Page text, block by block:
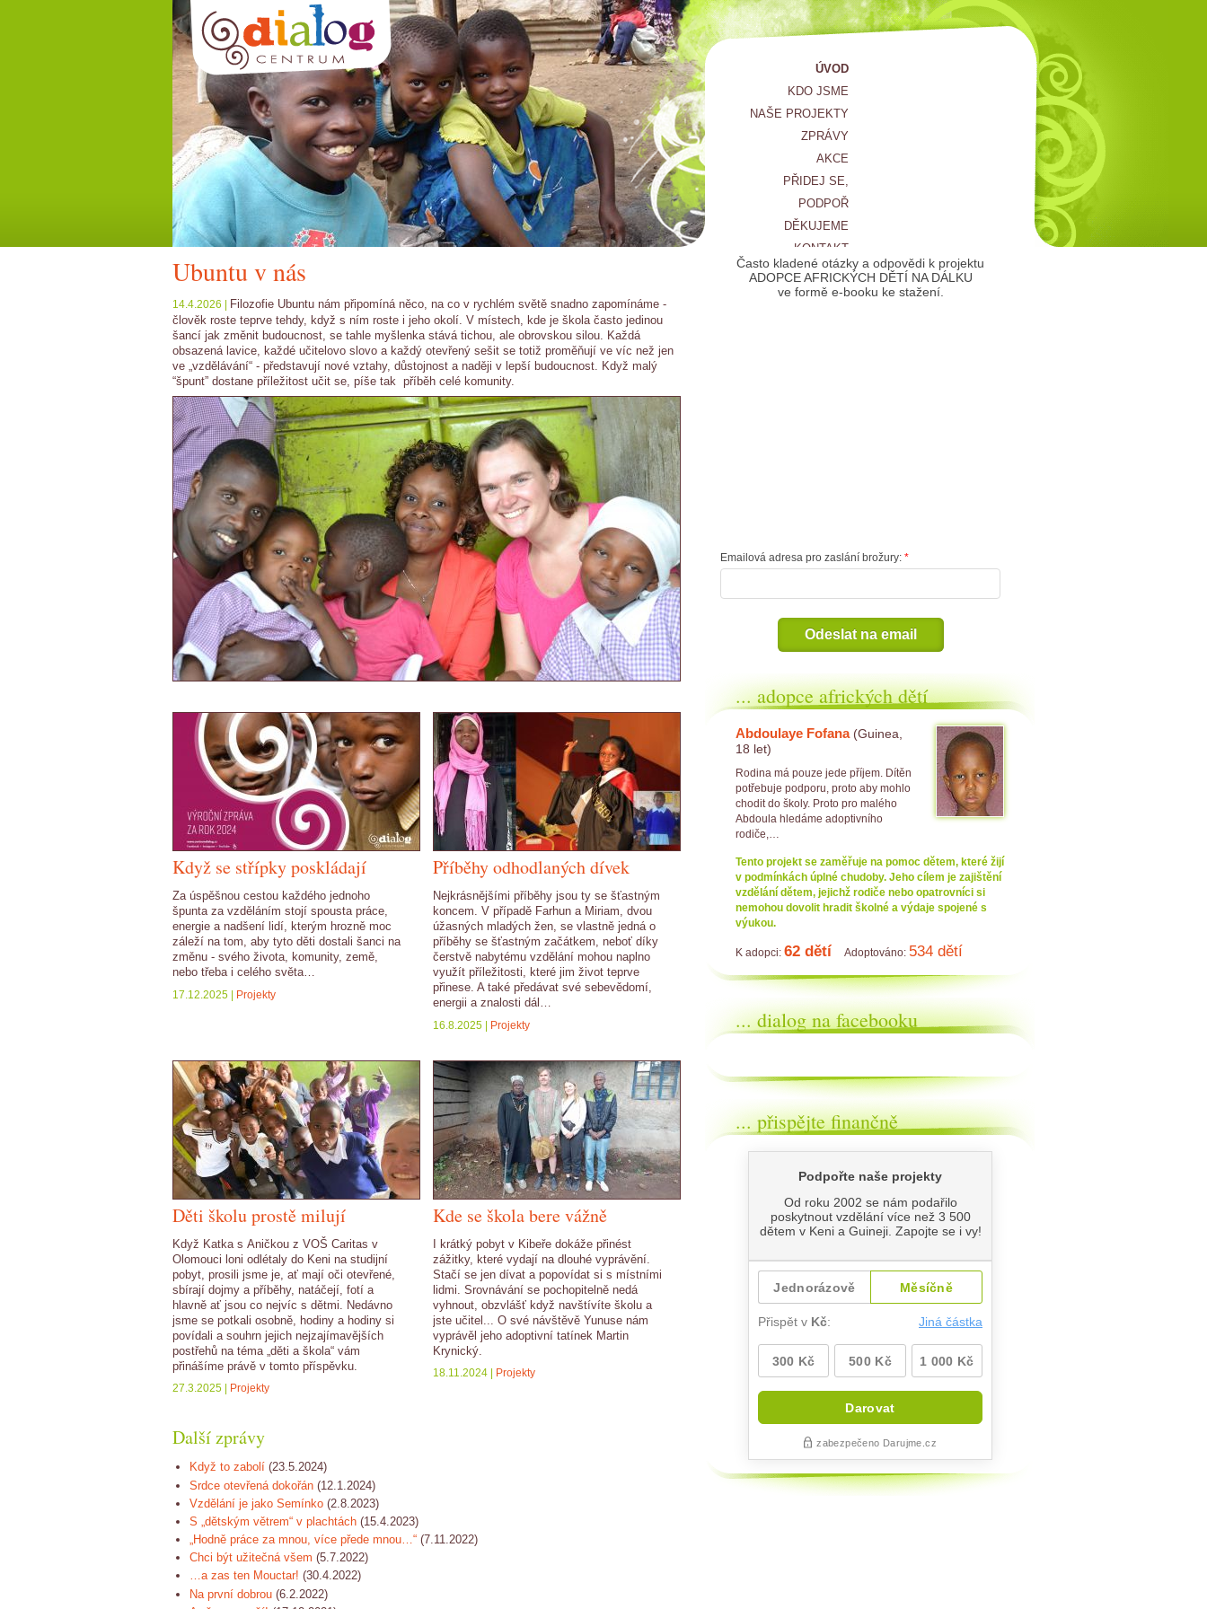
ÚVOD
KDO JSME
NAŠE PROJEKTY
ZPRÁVY
AKCE
PŘIDEJ SE,
PODPOŘ
DĚKUJEME
KONTAKT
Ubuntu v nás
14.4.2026 |
Filozofie Ubuntu nám připomíná něco, na co v rychlém světě snadno zapomínáme -
člověk roste teprve tehdy, když s ním roste i jeho okolí. V místech, kde je škola často jedinou
šancí jak změnit budoucnost, se tahle myšlenka stává tichou, ale obrovskou silou. Každá
obsazená lavice, každé učitelovo slovo a každý otevřený sešit se totiž proměňují ve víc než jen
ve „vzdělávání“ - představují nové vztahy, důstojnost a naději v lepší budoucnost. Když malý
“špunt” dostane příležitost učit se, píše tak příběh celé komunity.
Když se střípky poskládají
Za úspěšnou cestou každého jednoho
špunta za vzděláním stojí spousta práce,
energie a nadšení lidí, kterým hrozně moc
záleží na tom, aby tyto děti dostali šanci na
změnu - svého života, komunity, země,
nebo třeba i celého světa…
17.12.2025 | Projekty
Příběhy odhodlaných dívek
Nejkrásnějšími příběhy jsou ty se šťastným
koncem. V případě Farhun a Miriam, dvou
úžasných mladých žen, se vlastně jedná o
příběhy se šťastným začátkem, neboť díky
čerstvě nabytému vzdělání mohou naplno
využít příležitosti, které jim život teprve
přinese. A také předávat své sebevědomí,
energii a znalosti dál…
16.8.2025 | Projekty
Děti školu prostě milují
Když Katka s Aničkou z VOŠ Caritas v
Olomouci loni odlétaly do Keni na studijní
pobyt, prosili jsme je, ať mají oči otevřené,
sbírají dojmy a příběhy, natáčejí, fotí a
hlavně ať jsou co nejvíc s dětmi. Nedávno
jsme se potkali osobně, hodiny a hodiny si
povídali a souhrn jejich nejzajímavějších
postřehů na téma „děti a škola“ vám
přinášíme právě v tomto příspěvku.
27.3.2025 | Projekty
Kde se škola bere vážně
I krátký pobyt v Kibeře dokáže přinést
zážitky, které vydají na dlouhé vyprávění.
Stačí se jen dívat a popovídat si s místními
lidmi. Srovnávání se pochopitelně nedá
vyhnout, obzvlášť když navštívíte školu a
jste učitel... O své návštěvě Yunuse nám
vyprávěl jeho adoptivní tatínek Martin
Krynický.
18.11.2024 | Projekty
Další zprávy
Když to zabolí (23.5.2024)
Srdce otevřená dokořán (12.1.2024)
Vzdělání je jako Semínko (2.8.2023)
S „dětským větrem“ v plachtách (15.4.2023)
„Hodně práce za mnou, více přede mnou…“ (7.11.2022)
Chci být užitečná všem (5.7.2022)
…a zas ten Mouctar! (30.4.2022)
Na první dobrou (6.2.2022)
Často kladené otázky a odpovědi k projektu
ADOPCE AFRICKÝCH DĚTÍ NA DÁLKU
ve formě e-booku ke stažení.
Emailová adresa pro zaslání brožury:
Odeslat na email
... adopce afrických dětí
Abdoulaye Fofana(Guinea,
18 let)
Rodina má pouze jede příjem. Dítěn
potřebuje podporu, proto aby mohlo
chodit do školy. Proto pro malého
Abdoula hledáme adoptivního
rodiče,…
Tento projekt se zaměřuje na pomoc dětem, které žijí
v podmínkách úplné chudoby. Jeho cílem je zajištění
vzdělání dětem, jejichž rodiče nebo opatrovníci si
nemohou dovolit hradit školné a výdaje spojené s
výukou.
K adopci: 62 dětí Adoptováno: 534 dětí
... dialog na facebooku
... přispějte finančně